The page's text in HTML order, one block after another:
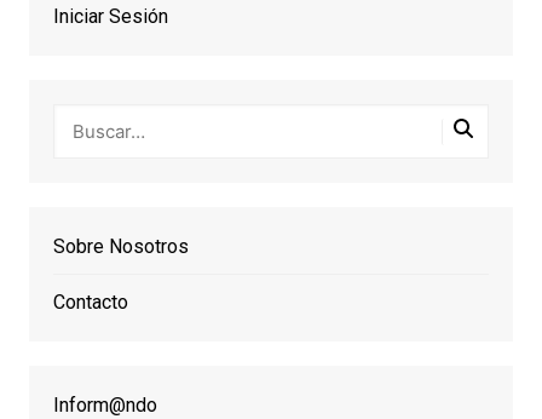
Iniciar Sesión
Sobre Nosotros
Contacto
Inform@ndo